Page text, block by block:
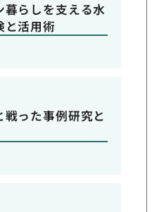
らしを支える水
と活用術
戦った事例研究と